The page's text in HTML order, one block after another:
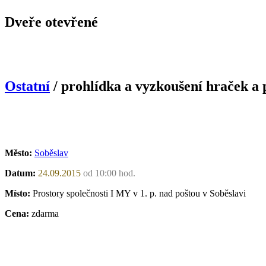
Dveře otevřené
Ostatní / prohlídka a vyzkoušení hraček a
Město: Soběslav
Datum: 24.09.2015 od 10:00 hod.
Místo: Prostory společnosti I MY v 1. p. nad poštou v Soběslavi
Cena: zdarma